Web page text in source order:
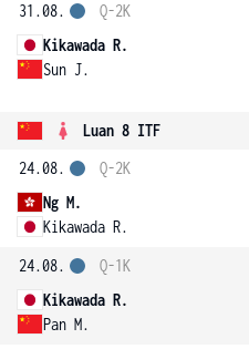
31.08.
Kikawada R.
Sun J.
Q-2K
Luan 8 ITF
24.08.
Ng M.
Kikawada R.
Q-2K
24.08.
Kikawada R.
Pan M.
Q-1K